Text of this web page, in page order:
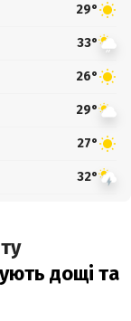
29°
33°
26°
29°
27°
32°
дощі та